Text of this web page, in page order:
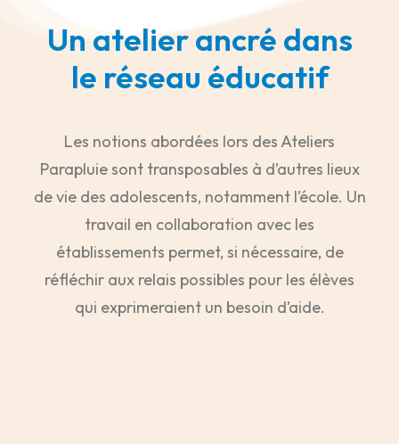
Un atelier ancré dans
le réseau éducatif
Les notions abordées lors des Ateliers
Parapluie sont transposables à d’autres lieux
de vie des adolescents, notamment l’école. Un
travail en collaboration avec les
établissements permet, si nécessaire, de
réfléchir aux relais possibles pour les élèves
qui exprimeraient un besoin d’aide.